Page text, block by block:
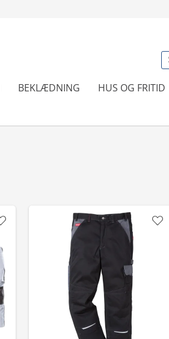
BEKLÆDNING HUS OG FRITID